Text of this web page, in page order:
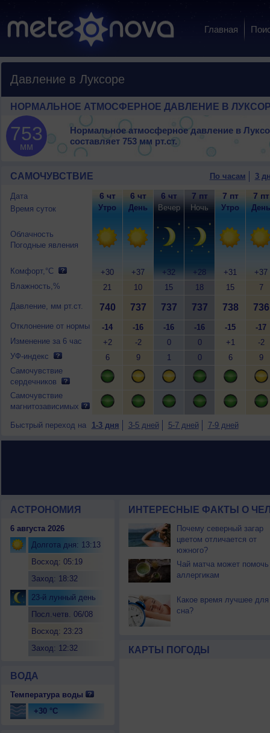
Главная
Давление в Луксоре
НОРМАЛЬНОЕ АТМОСФЕРНОЕ ДАВЛЕНИЕ В
753
мм
Нормальное атмосферное давление в
составляет 753 мм рт.ст.
САМОЧУВСТВИЕ По часам 3
Дата
Время суток
Облачность
Погодные явления
Комфорт,°C
Влажность,%
Давление, мм рт.ст.
Отклонение от нормы
Изменение за 6 час
УФ-индекс
Самочувствие
сердечников
Самочувствие
магнитозависимых
6 чт
Утро
+30
21
740
-14
+2
6
6 чт
День
+37
10
737
-16
-2
9
6 чт
Вечер
+32
15
737
-16
0
1
7 пт
Ночь
+28
18
737
-16
0
0
7 пт
Утро
+31
15
738
-15
+1
6
7 пт
День
+37
7
736
-17
-2
9
Быстрый переход на 1-3 дня 3-5 дней 5-7 дней 7-9 дней
АСТРОНОМИЯ
6 августа 2026
Долгота дня: 13:13
Восход: 05:19
Заход: 18:32
23-й лунный день
Посл.четв. 06/08
Восход: 23:23
Заход: 12:32
ВОДА
Температура воды
+30 °C
ИНТЕРЕСНЫЕ ФАКТЫ О
Почему северный загар
цветом отличается от
южного?
Чай матча может помочь
аллергикам
Какое время лучшее для
сна?
КАРТЫ ПОГОДЫ